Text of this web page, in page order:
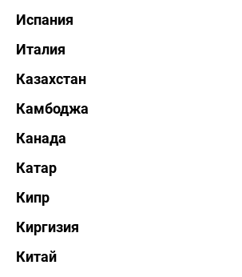
Испания
Италия
Казахстан
Камбоджа
Канада
Катар
Кипр
Киргизия
Китай